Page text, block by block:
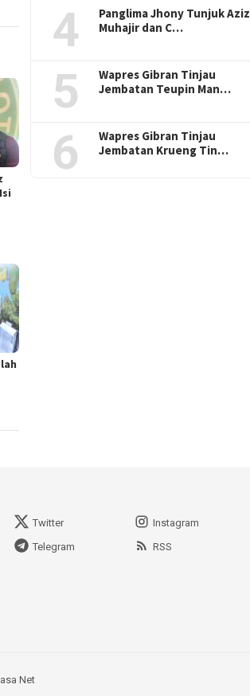
4
Panglima Jhony Tunjuk Aziz
Muhajir dan C…
5
Wapres Gibran Tinjau
Jembatan Teupin Man…
6
Wapres Gibran Tinjau
Jembatan Krueng Tin…
Twitter
Instagram
Telegram RSS
Net